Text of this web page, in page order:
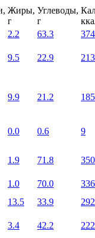
Жиры,
г
Углеводы,
г
2.2 63.3
374
9.5 22.9 213
9.9 21.2 185
0.0 0.6
9
1.9 71.8 350
1.0 70.0
336
13.5 33.9
292
3.4 42.2
222